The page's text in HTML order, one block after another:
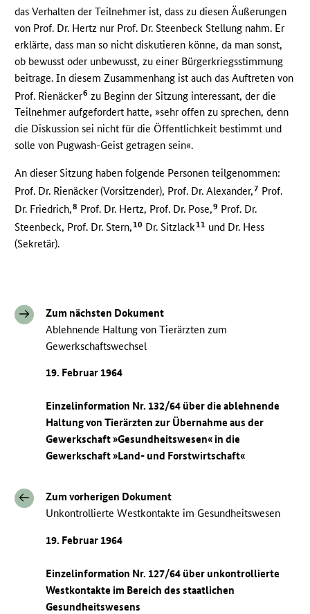
das Verhalten der Teilnehmer ist, dass zu diesen Äußerungen
von Prof. Dr. Hertz nur Prof. Dr. Steenbeck Stellung nahm. Er
erklärte, dass man so nicht diskutieren könne, da man sonst,
ob bewusst oder unbewusst, zu einer Bürgerkriegsstimmung
beitrage. In diesem Zusammenhang ist auch das Auftreten von
Prof. Rienäcker6 zu Beginn der Sitzung interessant, der die
Teilnehmer aufgefordert hatte, »sehr offen zu sprechen, denn
die Diskussion sei nicht für die Öffentlichkeit bestimmt und
solle von Pugwash-Geist getragen sein«.
An dieser Sitzung haben folgende Personen teilgenommen:
Prof. Dr. Rienäcker (Vorsitzender), Prof. Dr. Alexander,7 Prof.
Dr. Friedrich,8 Prof. Dr. Hertz, Prof. Dr. Pose,9 Prof. Dr.
Steenbeck, Prof. Dr. Stern,10 Dr. Sitzlack11 und Dr. Hess
(Sekretär).
Zum nächsten Dokument
Ablehnende Haltung von Tierärzten zum
Gewerkschaftswechsel
19. Februar 1964
Einzelinformation Nr. 132/64 über die ablehnende
Haltung von Tierärzten zur Übernahme aus der
Gewerkschaft »Gesundheitswesen« in die
Gewerkschaft »Land- und Forstwirtschaft«
Zum vorherigen Dokument
Unkontrollierte Westkontakte im Gesundheitswesen
19. Februar 1964
Einzelinformation Nr. 127/64 über unkontrollierte
Westkontakte im Bereich des staatlichen
Gesundheitswesens